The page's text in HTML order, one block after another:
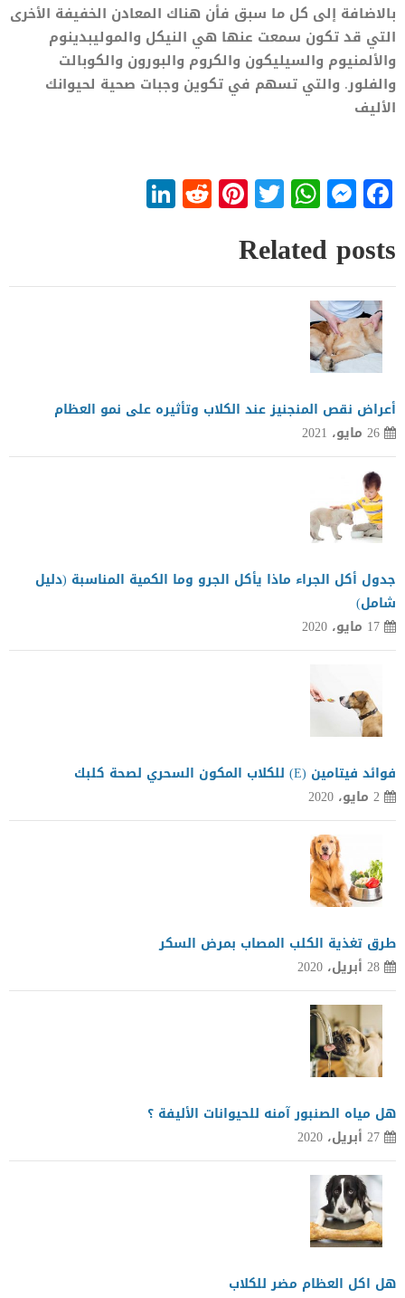
بالاضافة إلى كل ما سبق فأن هناك المعادن الخفيفة الأخرى
التي قد تكون سمعت عنها هي النيكل والموليبدينوم
والألمنيوم والسيليكون والكروم والبورون والكوبالت
والفلور. والتي تسهم في تكوين وجبات صحية لحيوانك
الأليف
Facebook
Messenger
WhatsApp
Twitter
Pinterest
Reddit
Related posts
أعراض نقص المنجنيز عند الكلاب وتأثيره على نمو العظام
26 مايو، 2021
جدول أكل الجراء ماذا يأكل الجرو وما الكمية المناسبة (دليل
شامل)
17 مايو، 2020
فوائد فيتامين (E) للكلاب المكون السحري لصحة كلبك
2 مايو، 2020
طرق تغذية الكلب المصاب بمرض السكر
28 أبريل، 2020
هل مياه الصنبور آمنه للحيوانات الأليفة ؟
27 أبريل، 2020
هل اكل العظام مضر للكلاب